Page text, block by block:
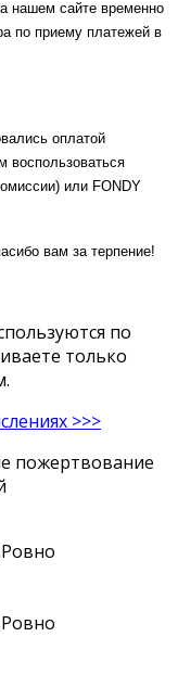
нашем сайте временно
по приему платежей в
оплатой
воспользоваться
или FONDY
вам за терпение!
по
только
>>>
пожертвование